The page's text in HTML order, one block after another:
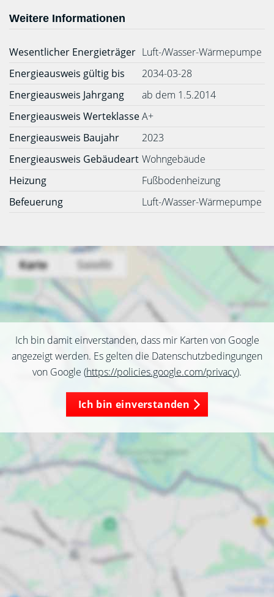
Weitere Informationen
Wesentlicher Energieträger Luft-/Wasser-Wärmepumpe
Energieausweis gültig bis
2034-03-28
Energieausweis Jahrgang
ab dem 1.5.2014
Energieausweis WerteklasseA+
Energieausweis Baujahr
2023
Energieausweis Gebäudeart Wohngebäude
Heizung
Fußbodenheizung
Befeuerung
Luft-/Wasser-Wärmepumpe
Ich bin damit einverstanden, dass mir Karten von Google
angezeigt werden. Es gelten die Datenschutzbedingungen
von Google (https://policies.google.com/privacy).
Ich bin einverstanden